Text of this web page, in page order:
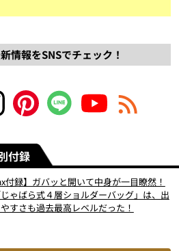
情報をSNSでチェック！
付録
付録】ガバッと開いて中身が一目瞭然！
ゃばら式４層ショルダーバッグ」は、出
すさも過去最高レベルだった！